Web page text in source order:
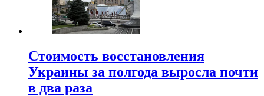
Стоимость восстановления
Украины за полгода выросла почти
в два раза